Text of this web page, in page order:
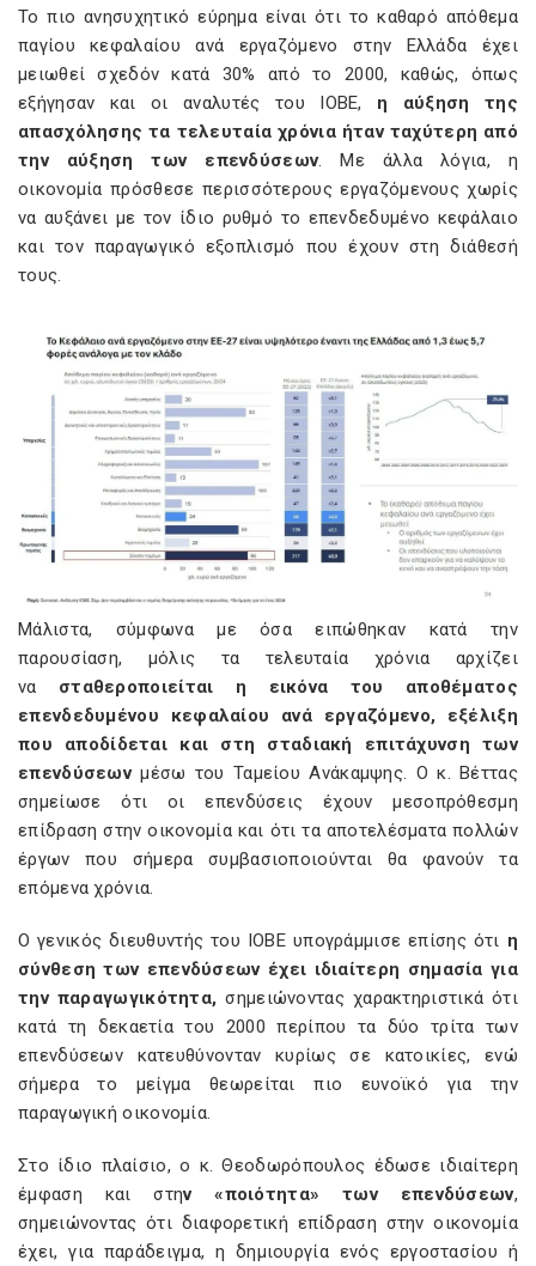
Το πιο ανησυχητικό εύρημα είναι ότι το καθαρό απόθεμα
παγίου κεφαλαίου ανά εργαζόμενο στην Ελλάδα έχει
μειωθεί σχεδόν κατά 30% από το 2000, καθώς, όπως
εξήγησαν και οι αναλυτές του ΙΟΒΕ, η αύξηση της
απασχόλησης τα τελευταία χρόνια ήταν ταχύτερη από
την αύξηση των επενδύσεων. Με άλλα λόγια, η
οικονομία πρόσθεσε περισσότερους εργαζόμενους χωρίς
να αυξάνει με τον ίδιο ρυθμό το επενδεδυμένο κεφάλαιο
και τον παραγωγικό εξοπλισμό που έχουν στη διάθεσή
τους.
Μάλιστα, σύμφωνα με όσα ειπώθηκαν κατά την
παρουσίαση, μόλις τα τελευταία χρόνια αρχίζει
να σταθεροποιείται η εικόνα του αποθέματος
επενδεδυμένου κεφαλαίου ανά εργαζόμενο, εξέλιξη
που αποδίδεται και στη σταδιακή επιτάχυνση των
επενδύσεωνμέσω του Ταμείου Ανάκαμψης. Ο κ. Βέττας
σημείωσε ότι οι επενδύσεις έχουν μεσοπρόθεσμη
επίδραση στην οικονομία και ότι τα αποτελέσματα πολλών
έργων που σήμερα συμβασιοποιούνται θα φανούν τα
επόμενα χρόνια.
Ο γενικός διευθυντής του ΙΟΒΕ υπογράμμισε επίσης ότι η
σύνθεση των επενδύσεων έχει ιδιαίτερη σημασία για
την παραγωγικότητα, σημειώνοντας χαρακτηριστικά ότι
κατά τη δεκαετία του 2000 περίπου τα δύο τρίτα των
επενδύσεων κατευθύνονταν κυρίως σε κατοικίες, ενώ
σήμερα το μείγμα θεωρείται πιο ευνοϊκό για την
παραγωγική οικονομία.
Στο ίδιο πλαίσιο, ο κ. Θεοδωρόπουλος έδωσε ιδιαίτερη
έμφαση και στην «ποιότητα» των επενδύσεων,
σημειώνοντας ότι διαφορετική επίδραση στην οικονομία
έχει, για παράδειγμα, η δημιουργία ενός εργοστασίου ή